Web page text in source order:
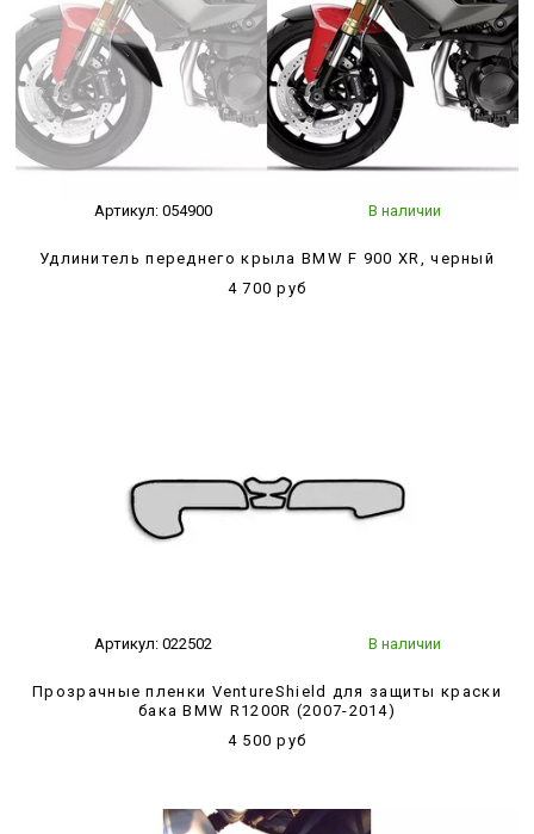
Артикул: 054900 В наличии
Удлинитель переднего крыла BMW F 900 XR, черный
4 700 руб
Артикул: 022502 В наличии
Прозрачные пленки VentureShield для защиты краски
бака BMW R1200R (2007-2014)
4 500 руб